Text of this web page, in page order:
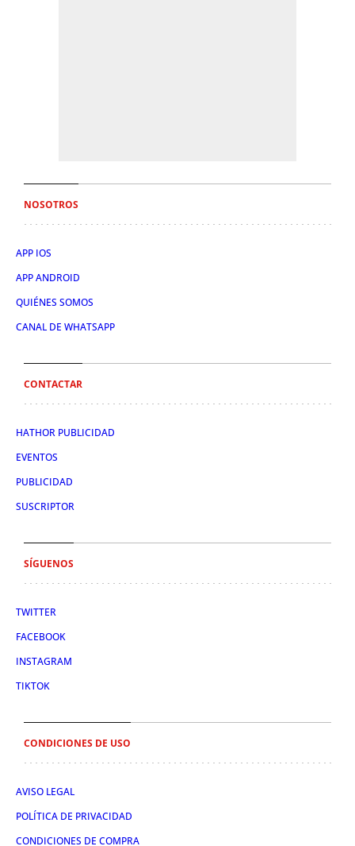
NOSOTROS
APP IOS
APP ANDROID
QUIÉNES SOMOS
CANAL DE WHATSAPP
CONTACTAR
HATHOR PUBLICIDAD
EVENTOS
PUBLICIDAD
SUSCRIPTOR
SÍGUENOS
TWITTER
FACEBOOK
INSTAGRAM
TIKTOK
CONDICIONES DE USO
AVISO LEGAL
POLÍTICA DE PRIVACIDAD
CONDICIONES DE COMPRA